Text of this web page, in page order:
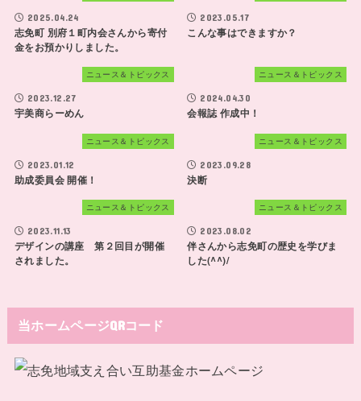
2025.04.24
志免町 別府１町内会さんから寄付
金をお預かりしました。
2023.05.17
こんな事はできますか？
ニュース＆トピックス
2023.12.27
宇美商らーめん
ニュース＆トピックス
2024.04.30
会報誌 作成中！
ニュース＆トピックス
2023.01.12
助成委員会 開催！
ニュース＆トピックス
2023.09.28
決断
ニュース＆トピックス
2023.11.13
デザインの講座 第２回目が開催
されました。
ニュース＆トピックス
2023.08.02
伴さんから志免町の歴史を学びま
した(^^)/
当ホームページQRコード